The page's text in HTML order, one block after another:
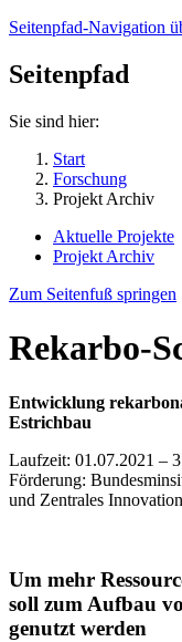
Seitenpfad-Navigation
Seitenpfad
Sie sind hier:
Start
Forschung
Projekt Archiv
Aktuelle Projekte
Projekt Archiv
Zum Seitenfuß springen
Rekarbo-
Entwicklung
Estrichbau
Laufzeit: 01.07.2021 –
Förderung:
und Zentrales
Um mehr
soll zum Aufbau
genutzt werden